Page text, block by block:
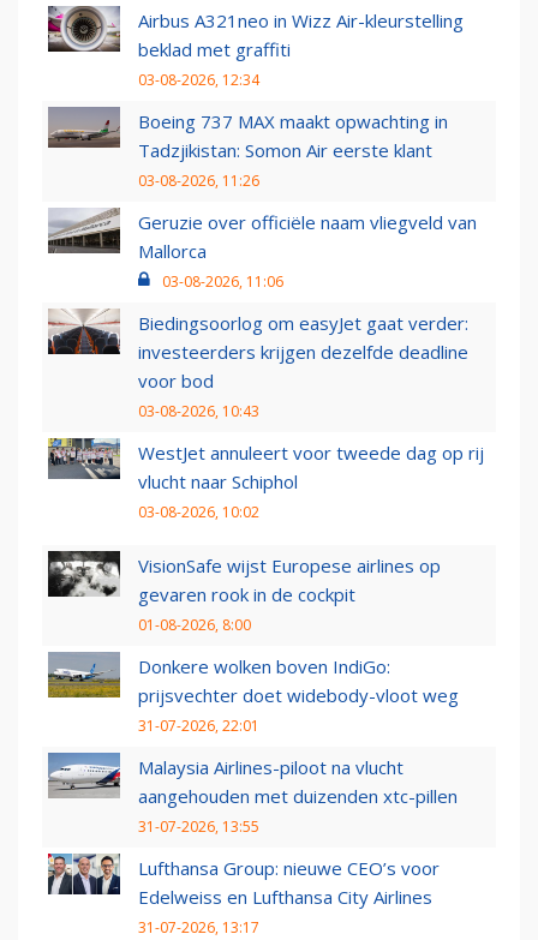
Airbus A321neo in Wizz Air-kleurstelling
beklad met graffiti
03-08-2026, 12:34
Boeing 737 MAX maakt opwachting in
Tadzjikistan: Somon Air eerste klant
03-08-2026, 11:26
Geruzie over officiële naam vliegveld van
Mallorca
03-08-2026, 11:06
Biedingsoorlog om easyJet gaat verder:
investeerders krijgen dezelfde deadline
voor bod
03-08-2026, 10:43
WestJet annuleert voor tweede dag op rij
vlucht naar Schiphol
03-08-2026, 10:02
VisionSafe wijst Europese airlines op
gevaren rook in de cockpit
01-08-2026, 8:00
Donkere wolken boven IndiGo:
prijsvechter doet widebody-vloot weg
31-07-2026, 22:01
Malaysia Airlines-piloot na vlucht
aangehouden met duizenden xtc-pillen
31-07-2026, 13:55
Lufthansa Group: nieuwe CEO’s voor
Edelweiss en Lufthansa City Airlines
31-07-2026, 13:17